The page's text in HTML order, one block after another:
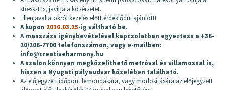
stresszt is, javítja a közérzetet.
Ellenjavallatokról kezelés előtt érdeklődni ajánlott!
A kupon 2016.03.25-ig váltható be.
A masszázs igénybevételével kapcsolatban egyeztess a +36-
20/206-7700 telefonszámon, vagy e-mailben:
info@creativeharmony.hu
A szalon könnyen megközelíthető metróval és villamossal is,
hiszen a Nyugati pályaudvar közelében található.
Az előjegyzett időpont lemondására, vagy módosítására az előjegyzett